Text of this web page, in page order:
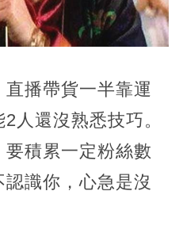
播帶貨一半靠運
人還沒熟悉技巧。
積累一定粉絲數
識你，心急是沒